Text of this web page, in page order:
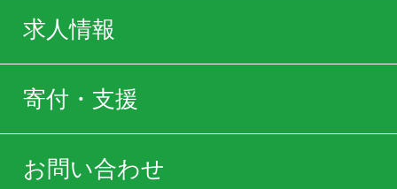
求人情報
寄付・支援
お問い合わせ